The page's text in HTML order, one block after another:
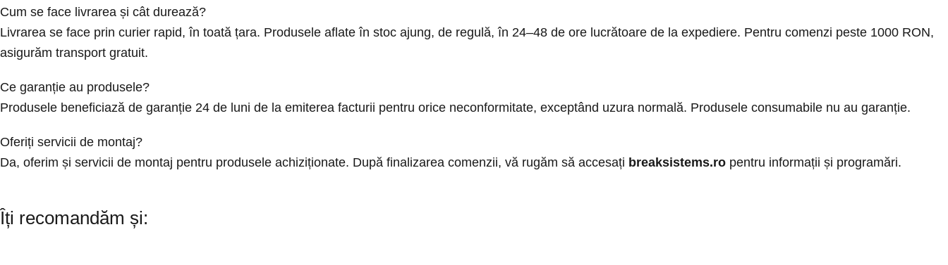
Cum se face livrarea și cât durează?
Livrarea se face prin curier rapid, în toată țara. Produsele aflate în stoc ajung, de regulă, în 24–48 de ore lucrătoare de la expediere. Pentru comenzi peste 1000 RON,
asigurăm transport gratuit.
Ce garanție au produsele?
Produsele beneficiază de garanție 24 de luni de la emiterea facturii pentru orice neconformitate, exceptând uzura normală. Produsele consumabile nu au garanție.
Oferiți servicii de montaj?
Da, oferim și servicii de montaj pentru produsele achiziționate. După finalizarea comenzii, vă rugăm să accesați breaksistems.ro pentru informații și programări.
Îți recomandăm și: